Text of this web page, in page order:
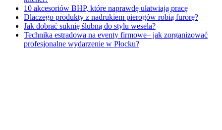
10 akcesoriów BHP, które naprawdę ułatwiają pracę
Dlaczego produkty z nadrukiem pierogów robią furorę?
Jak dobrać suknię ślubną do stylu wesela?
Technika estradowa na eventy firmowe– jak zorganizować
profesjonalne wydarzenie w Płocku?